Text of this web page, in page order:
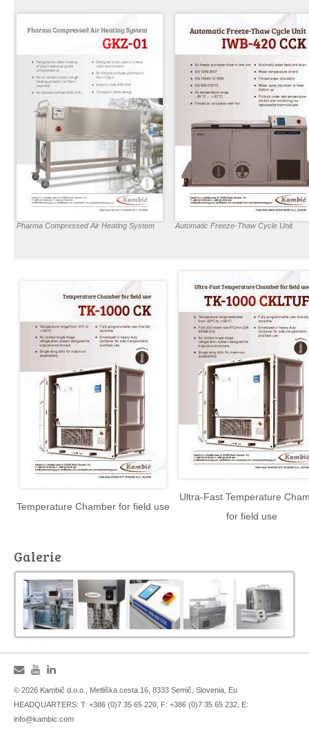
Pharma Compressed Air Heating System Automatic Freeze-Thaw Cycle Unit
Temperature Chamber for field use
Ultra-Fast Temperature
for field use
Galerie
© 2026 Kambič d.o.o., Metliška cesta 16, 8333 Semič, Slovenia, Eu
HEADQUARTERS: T: +386 (0)7 35 65 220, F: +386 (0)7 35 65 232, E:
info@kambic.com